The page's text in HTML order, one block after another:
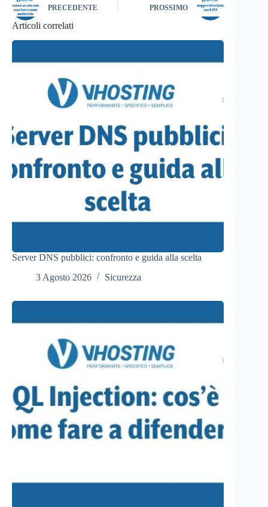
PRECEDENTE PROSSIMO
Articoli correlati
Server DNS pubblici: confronto e guida alla scelta
3 Agosto 2026
Sicurezza